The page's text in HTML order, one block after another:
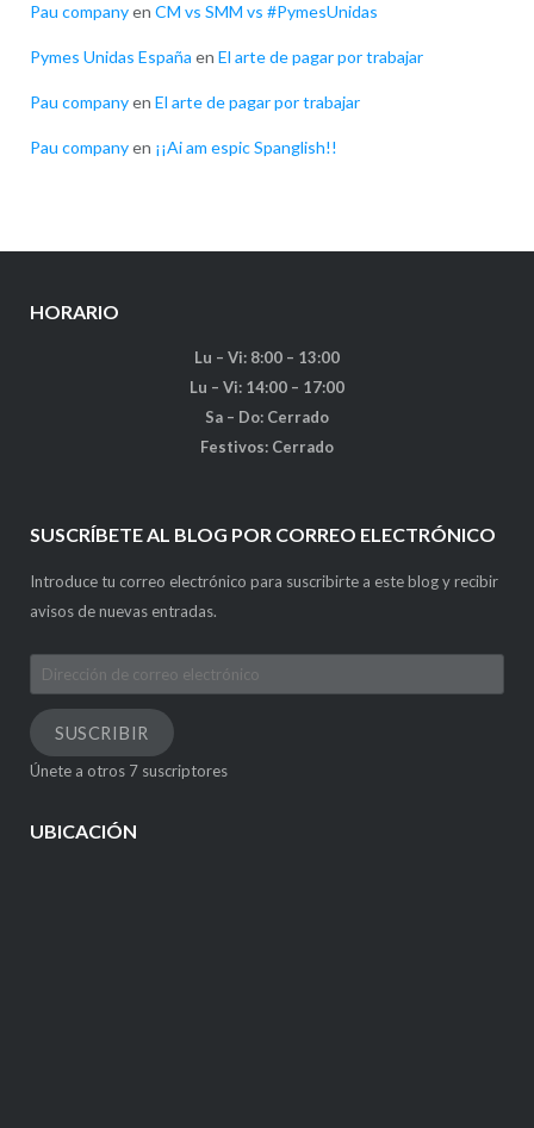
Pau companyen CM vs SMM vs #PymesUnidas
Pymes Unidas España en El arte de pagar por trabajar
Pau companyen El arte de pagar por trabajar
Pau companyen ¡¡Ai am espic Spanglish!!
HORARIO
Lu – Vi: 8:00 – 13:00
Lu – Vi: 14:00 – 17:00
Sa – Do: Cerrado
Festivos: Cerrado
SUSCRÍBETE AL BLOG POR CORREO ELECTRÓNICO
Introduce tu correo electrónico para suscribirte a este blog y recibir
avisos de nuevas entradas.
Dirección
de
correo
electrónico
SUSCRIBIR
Únete a otros 7 suscriptores
UBICACIÓN